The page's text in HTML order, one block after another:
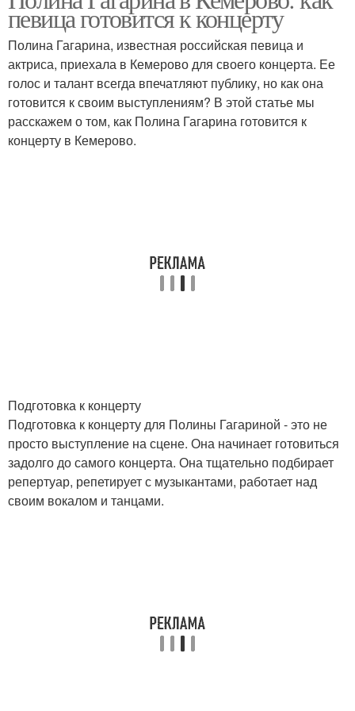
певица готовится к концерту
Полина Гагарина, известная российская певица и
актриса, приехала в Кемерово для своего концерта. Ее
голос и талант всегда впечатляют публику, но как она
готовится к своим выступлениям? В этой статье мы
расскажем о том, как Полина Гагарина готовится к
концерту в Кемерово.
Подготовка к концерту
Подготовка к концерту для Полины Гагариной - это не
просто выступление на сцене. Она начинает готовиться
задолго до самого концерта. Она тщательно подбирает
репертуар, репетирует с музыкантами, работает над
своим вокалом и танцами.